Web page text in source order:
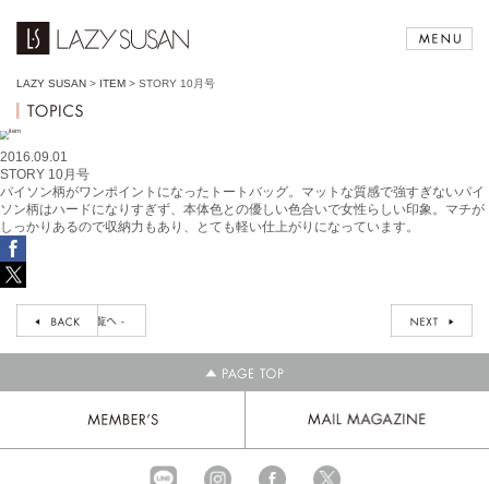
LAZY SUSAN > ITEM > STORY 10月号
2016.09.01
STORY 10月号
パイソン柄がワンポイントになったトートバッグ。マットな質感で強すぎないパイ
ソン柄はハードになりすぎず、本体色との優しい色合いで女性らしい印象。マチが
しっかりあるので収納力もあり、とても軽い仕上がりになっています。